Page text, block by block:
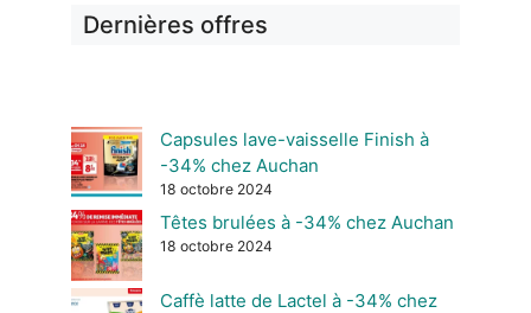
Dernières offres
Capsules lave-vaisselle Finish à
-34% chez Auchan
18 octobre 2024
Têtes brulées à -34% chez Auchan
18 octobre 2024
Caffè latte de Lactel à -34% chez